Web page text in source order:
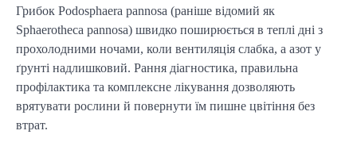
Грибок Podosphaera pannosa (раніше відомий як
Sphaerotheca pannosa) швидко поширюється в теплі дні з
прохолодними ночами, коли вентиляція слабка, а азот у
ґрунті надлишковий. Рання діагностика, правильна
профілактика та комплексне лікування дозволяють
врятувати рослини й повернути їм пишне цвітіння без
втрат.